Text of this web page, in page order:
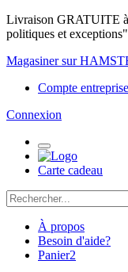
Livraison GRATUITE
politiques et
Magasiner sur
Compte entreprise
Connexion
Carte cadeau
À propos
Besoin d'aide?
Panier2